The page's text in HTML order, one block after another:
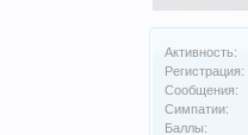
Активность:
Регистрация:
Сообщения:
Симпатии:
Баллы: